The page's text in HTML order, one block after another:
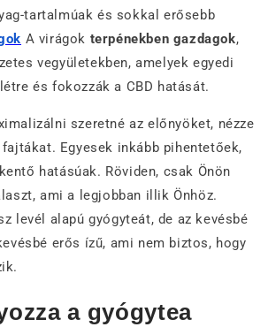
tartalmúak és sokkal erősebb
A virágok terpénekben gazdagok,
vegyületekben, amelyek egyedi
és fokozzák a CBD hatását.
szeretné az előnyöket, nézze
Egyesek inkább pihentetőek,
hatásúak. Röviden, csak Önön
ami a legjobban illik Önhöz.
levél alapú gyógyteát, de az kevésbé
erős ízű, ami nem biztos, hogy
a gyógytea